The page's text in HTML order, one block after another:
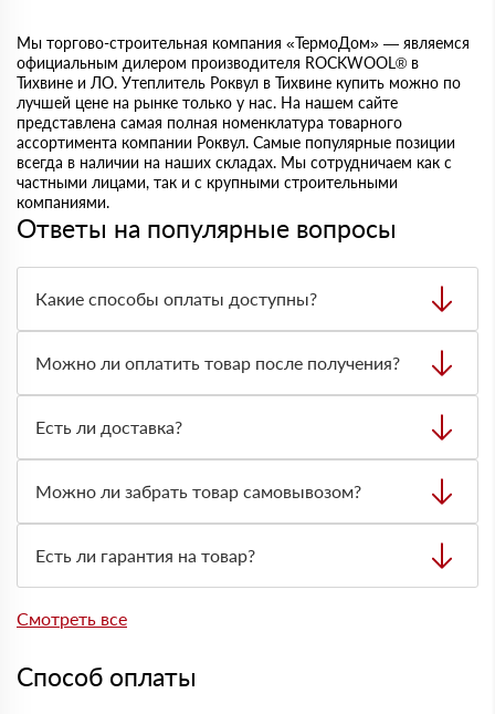
Мы торгово-строительная компания «ТермоДом» — являемся
официальным дилером производителя ROCKWOOL® в
Тихвине и ЛО. Утеплитель Роквул в Тихвине купить можно по
лучшей цене на рынке только у нас. На нашем сайте
представлена самая полная номенклатура товарного
ассортимента компании Роквул. Самые популярные позиции
всегда в наличии на наших складах. Мы сотрудничаем как с
частными лицами, так и с крупными строительными
компаниями.
Ответы на популярные вопросы
Какие способы оплаты доступны?
безналичным переводом на расчётный счёт. Формат
оплаты лучше заранее согласовать с менеджером при
оформлении заявки.
Можно ли оплатить товар после получения?
получения. Вы проверяете товар на месте, сверяете
количество и состояние, после этого оплачиваете заказ.
Есть ли доставка?
Стоимость и сроки зависят от адреса, объёма заказа,
типа материала и нужной техники для разгрузки.
Можно ли забрать товар самовывозом?
только по предварительно оформленной заявке через
менеджера.
Есть ли гарантия на товар?
отгрузке можно получить документы, подтверждающие
Смотреть все
Способ оплаты